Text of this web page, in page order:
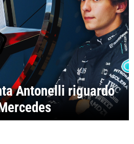
Antonelli riguardo